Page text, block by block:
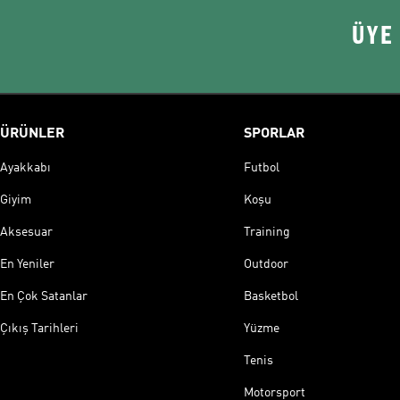
ÜRÜNLER
Ayakkabı
Giyim
Aksesuar
En Yeniler
En Çok Satanlar
Çıkış Tarihleri
SPORLAR
Futbol
Koşu
Training
Outdoor
Basketbol
Yüzme
Tenis
Motorsport